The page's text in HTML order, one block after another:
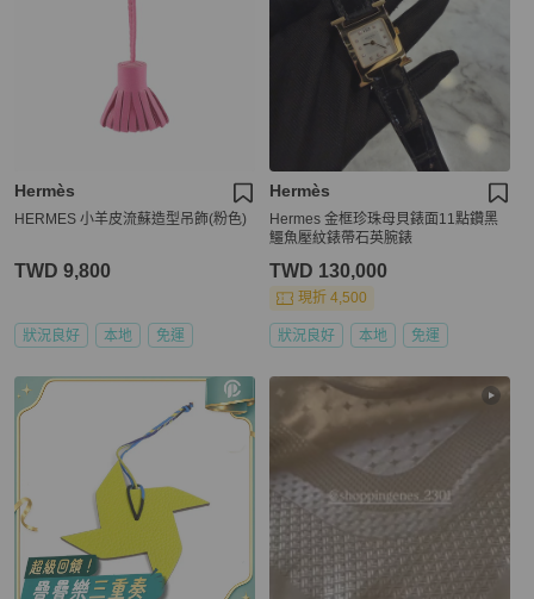
Hermès
HERMES 小羊皮流蘇造型吊飾(粉色)
TWD 9,800
狀況良好 本地 免運
Hermès
Hermes 金框珍珠母貝錶面11點鑽黑
鱷魚壓紋錶帶石英腕錶
TWD 130,000
現折 4,500
狀況良好 本地 免運